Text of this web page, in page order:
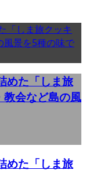
めた「しま旅
会など島の風
めた「しま旅